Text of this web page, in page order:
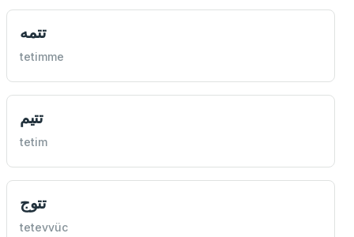
تتمه
tetimme
تتيم
tetim
تتوج
tetevvüc